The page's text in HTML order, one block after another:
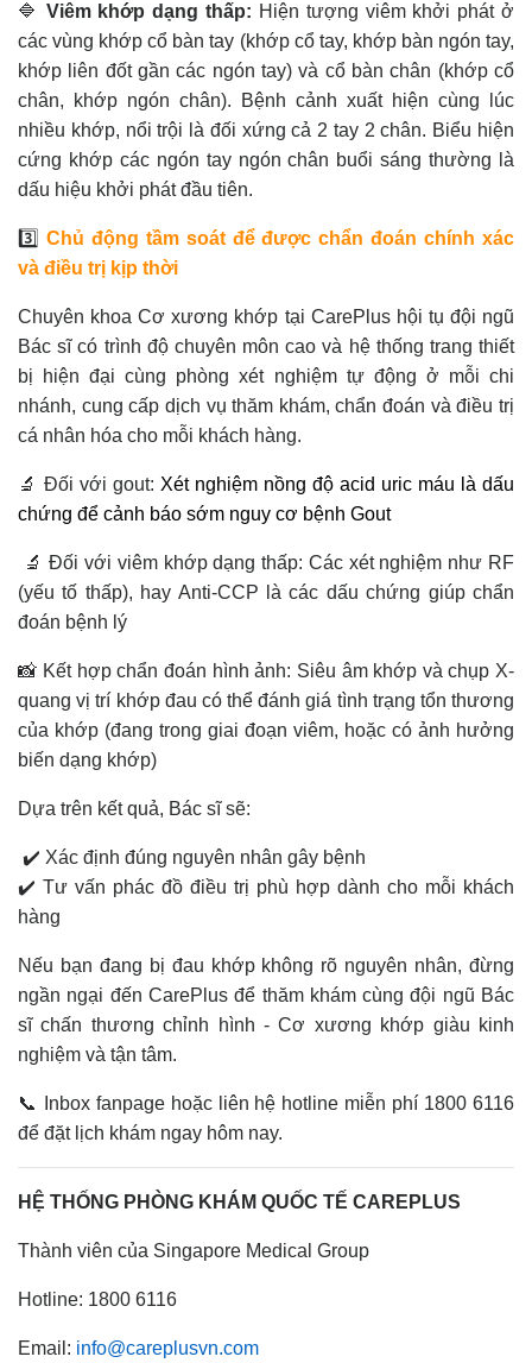
🔷 Viêm khớp dạng thấp: Hiện tượng viêm khởi phát ở
các vùng khớp cổ bàn tay (khớp cổ tay, khớp bàn ngón tay,
khớp liên đốt gần các ngón tay) và cổ bàn chân (khớp cổ
chân, khớp ngón chân). Bệnh cảnh xuất hiện cùng lúc
nhiều khớp, nổi trội là đối xứng cả 2 tay 2 chân. Biểu hiện
cứng khớp các ngón tay ngón chân buổi sáng thường là
dấu hiệu khởi phát đầu tiên.
3️⃣ Chủ động tầm soát để được chẩn đoán chính xác
và điều trị kịp thời
Chuyên khoa Cơ xương khớp tại CarePlus hội tụ đội ngũ
Bác sĩ có trình độ chuyên môn cao và hệ thống trang thiết
bị hiện đại cùng phòng xét nghiệm tự động ở mỗi chi
nhánh, cung cấp dịch vụ thăm khám, chẩn đoán và điều trị
cá nhân hóa cho mỗi khách hàng.
🔬 Đối với gout: Xét nghiệm nồng độ acid uric máu là dấu
chứng để cảnh báo sớm nguy cơ bệnh Gout
🔬 Đối với viêm khớp dạng thấp: Các xét nghiệm như RF
(yếu tố thấp), hay Anti-CCP là các dấu chứng giúp chẩn
đoán bệnh lý
📸 Kết hợp chẩn đoán hình ảnh: Siêu âm khớp và chụp X-
quang vị trí khớp đau có thể đánh giá tình trạng tổn thương
của khớp (đang trong giai đoạn viêm, hoặc có ảnh hưởng
biến dạng khớp)
Dựa trên kết quả, Bác sĩ sẽ:
✔️ Xác định đúng nguyên nhân gây bệnh
✔️ Tư vấn phác đồ điều trị phù hợp dành cho mỗi khách
hàng
Nếu bạn đang bị đau khớp không rõ nguyên nhân, đừng
ngần ngại đến CarePlus để thăm khám cùng đội ngũ Bác
sĩ chấn thương chỉnh hình - Cơ xương khớp giàu kinh
nghiệm và tận tâm.
📞 Inbox fanpage hoặc liên hệ hotline miễn phí 1800 6116
để đặt lịch khám ngay hôm nay.
HỆ THỐNG PHÒNG KHÁM QUỐC TẾ CAREPLUS
Thành viên của Singapore Medical Group
Hotline: 1800 6116
Email: info@careplusvn.com